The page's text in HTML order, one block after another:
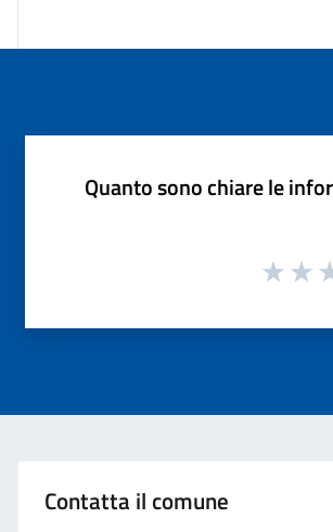
Quanto sono chiare le
Contatta il comune